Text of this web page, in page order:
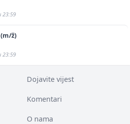
23:59
ž)
23:59
Dojavite vijest
Komentari
O nama